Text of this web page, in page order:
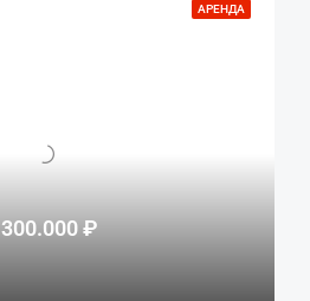
АРЕНДА
300.000 ₽